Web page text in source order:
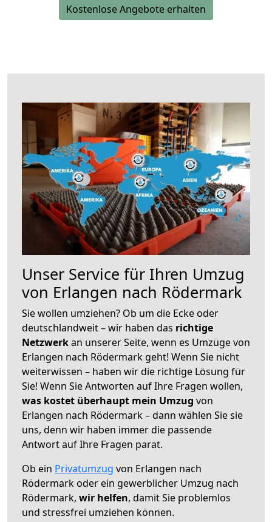
Kostenlose Angebote erhalten
Unser Service für Ihren Umzug
von Erlangen nach Rödermark
Sie wollen umziehen? Ob um die Ecke oder
deutschlandweit – wir haben das richtige
Netzwerkan unserer Seite, wenn es Umzüge von
Erlangen nach Rödermark geht! Wenn Sie nicht
weiterwissen – haben wir die richtige Lösung für
Sie! Wenn Sie Antworten auf Ihre Fragen wollen,
was kostet überhaupt mein Umzug von
Erlangen nach Rödermark – dann wählen Sie sie
uns, denn wir haben immer die passende
Antwort auf Ihre Fragen parat.
Ob ein Privatumzug von Erlangen nach
Rödermark oder ein gewerblicher Umzug nach
Rödermark, wir helfen, damit Sie problemlos
und stressfrei umziehen können.